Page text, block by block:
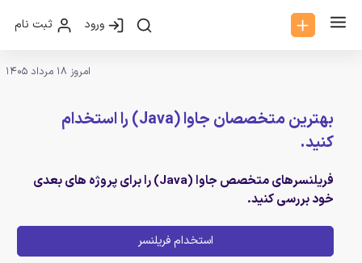
ورود ثبت نام
امروز 18 مرداد 1405
بهترین متخصصان جاوا (Java) را استخدام
کنید.
فریلنسرهای متخصص جاوا (Java) را برای پروژه های بعدی
خود بررسی کنید.
استخدام فریلنسر